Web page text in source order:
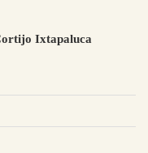
Ixtapaluca